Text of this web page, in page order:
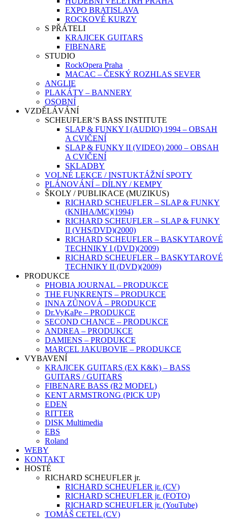
EXPO BRATISLAVA
ROCKOVÉ KURZY
S PŘÁTELI
KRAJICEK GUITARS
FIBENARE
STUDIO
RockOpera Praha
MACAC – ČESKÝ ROZHLAS SEVER
ANGLIE
PLAKÁTY – BANNERY
OSOBNÍ
VZDĚLÁVÁNÍ
SCHEUFLER’S BASS INSTITUTE
SLAP & FUNKY I (AUDIO) 1994 – OBSAH
A CVIČENÍ
SLAP & FUNKY II (VIDEO) 2000 – OBSAH
A CVIČENÍ
SKLADBY
VOLNÉ LEKCE / INSTUKTÁŽNÍ SPOTY
PLÁNOVÁNÍ – DÍLNY / KEMPY
ŠKOLY / PUBLIKACE (MUZIKUS)
RICHARD SCHEUFLER – SLAP & FUNKY
(KNIHA/MC)(1994)
RICHARD SCHEUFLER – SLAP & FUNKY
II (VHS/DVD)(2000)
RICHARD SCHEUFLER – BASKYTAROVÉ
TECHNIKY I (DVD)(2009)
RICHARD SCHEUFLER – BASKYTAROVÉ
TECHNIKY II (DVD)(2009)
PRODUKCE
PHOBIA JOURNAL – PRODUKCE
THE FUNKRENTS – PRODUKCE
INNA ZŮNOVÁ – PRODUKCE
Dr.VyKaPe – PRODUKCE
SECOND CHANCE – PRODUKCE
ANDREA – PRODUKCE
DAMIENS – PRODUKCE
MARCEL JAKUBOVIE – PRODUKCE
VYBAVENÍ
KRAJICEK GUITARS (EX K&K) – BASS
GUITARS / GUITARS
FIBENARE BASS (R2 MODEL)
KENT ARMSTRONG (PICK UP)
EDEN
RITTER
DISK Multimedia
EBS
Roland
WEBY
KONTAKT
HOSTÉ
RICHARD SCHEUFLER jr.
RICHARD SCHEUFLER jr. (CV)
RICHARD SCHEUFLER jr. (FOTO)
RICHARD SCHEUFLER jr. (YouTube)
TOMÁŠ CETEL (CV)